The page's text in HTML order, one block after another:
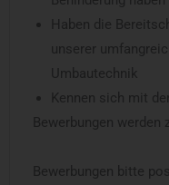
Haben die
unserer
Umbautechnik
Kennen sich mit
Bewerbungen werden
Bewerbungen bitte